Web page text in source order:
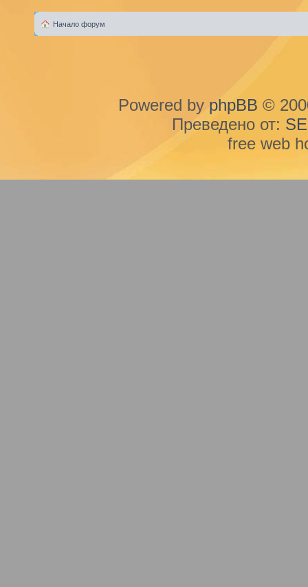
Начало форум
Powered by phpBB ©
Преведено от:
free web